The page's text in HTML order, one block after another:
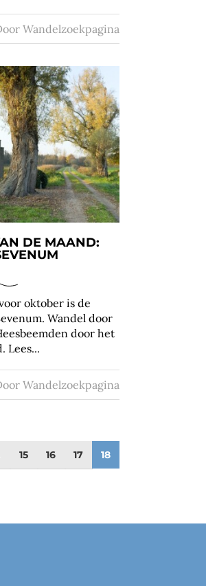
Wandelzoekpagina
DE MAAND:
oktober is de
Wandel door
door het
Lees...
Wandelzoekpagina
15 16 17 18